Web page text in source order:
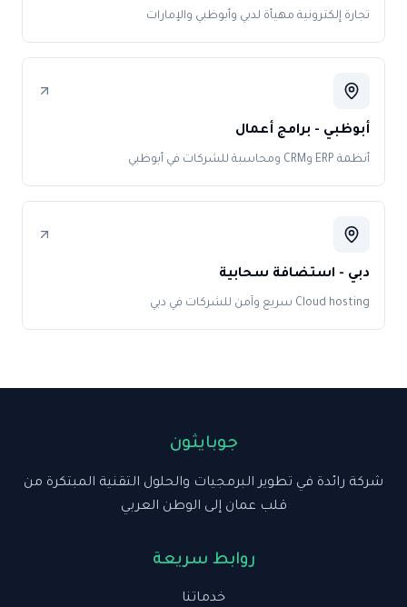
تجارة إلكترونية مهيأة لدبي وأبوظبي والإمارات
أبوظبي - برامج أعمال
أنظمة ERP وCRM ومحاسبة للشركات في أبوظبي
دبي - استضافة سحابية
Cloud hosting سريع وآمن للشركات في دبي
جوبايثون
شركة رائدة في تطوير البرمجيات والحلول التقنية المبتكرة من
قلب عمان إلى الوطن العربي
روابط سريعة
خدماتنا